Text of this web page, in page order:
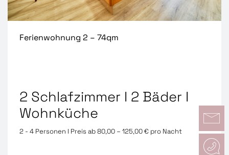
Ferienwohnung 2 – 74qm
2 Schlafzimmer I 2 Bäder I
Wohnküche
2 - 4 Personen I Preis ab 80,00 – 125,00 € pro Nacht